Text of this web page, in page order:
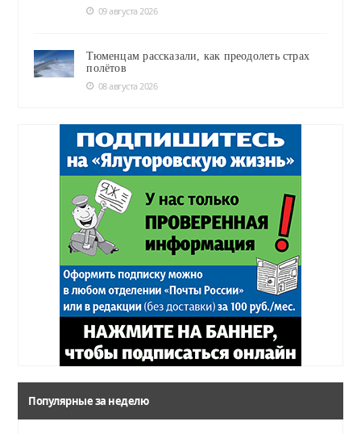
09 августа 2026
Тюменцам рассказали, как преодолеть страх
полётов
08 августа 2026
Популярные за неделю